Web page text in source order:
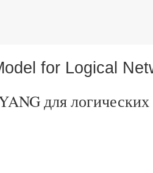
for Logical
для логических